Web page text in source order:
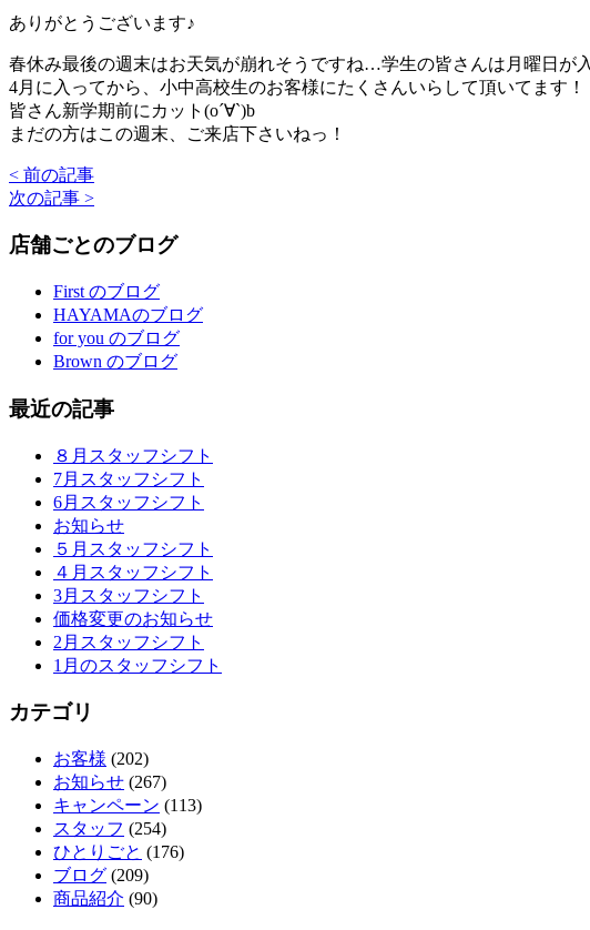
ありがとうございます♪
春休み最後の週末はお天気が崩れそうですね…学生の皆さんは月曜日が
4月に入ってから、小中高校生のお客様にたくさんいらして頂いてます！
皆さん新学期前にカット(o´∀`)b
まだの方はこの週末、ご来店下さいねっ！
< 前の記事
次の記事 >
店舗ごとのブログ
First のブログ
HAYAMAのブログ
for you のブログ
Brown のブログ
最近の記事
８月スタッフシフト
7月スタッフシフト
6月スタッフシフト
お知らせ
５月スタッフシフト
４月スタッフシフト
3月スタッフシフト
価格変更のお知らせ
2月スタッフシフト
1月のスタッフシフト
カテゴリ
お客様 (202)
お知らせ (267)
キャンペーン (113)
スタッフ (254)
ひとりごと (176)
ブログ (209)
商品紹介 (90)